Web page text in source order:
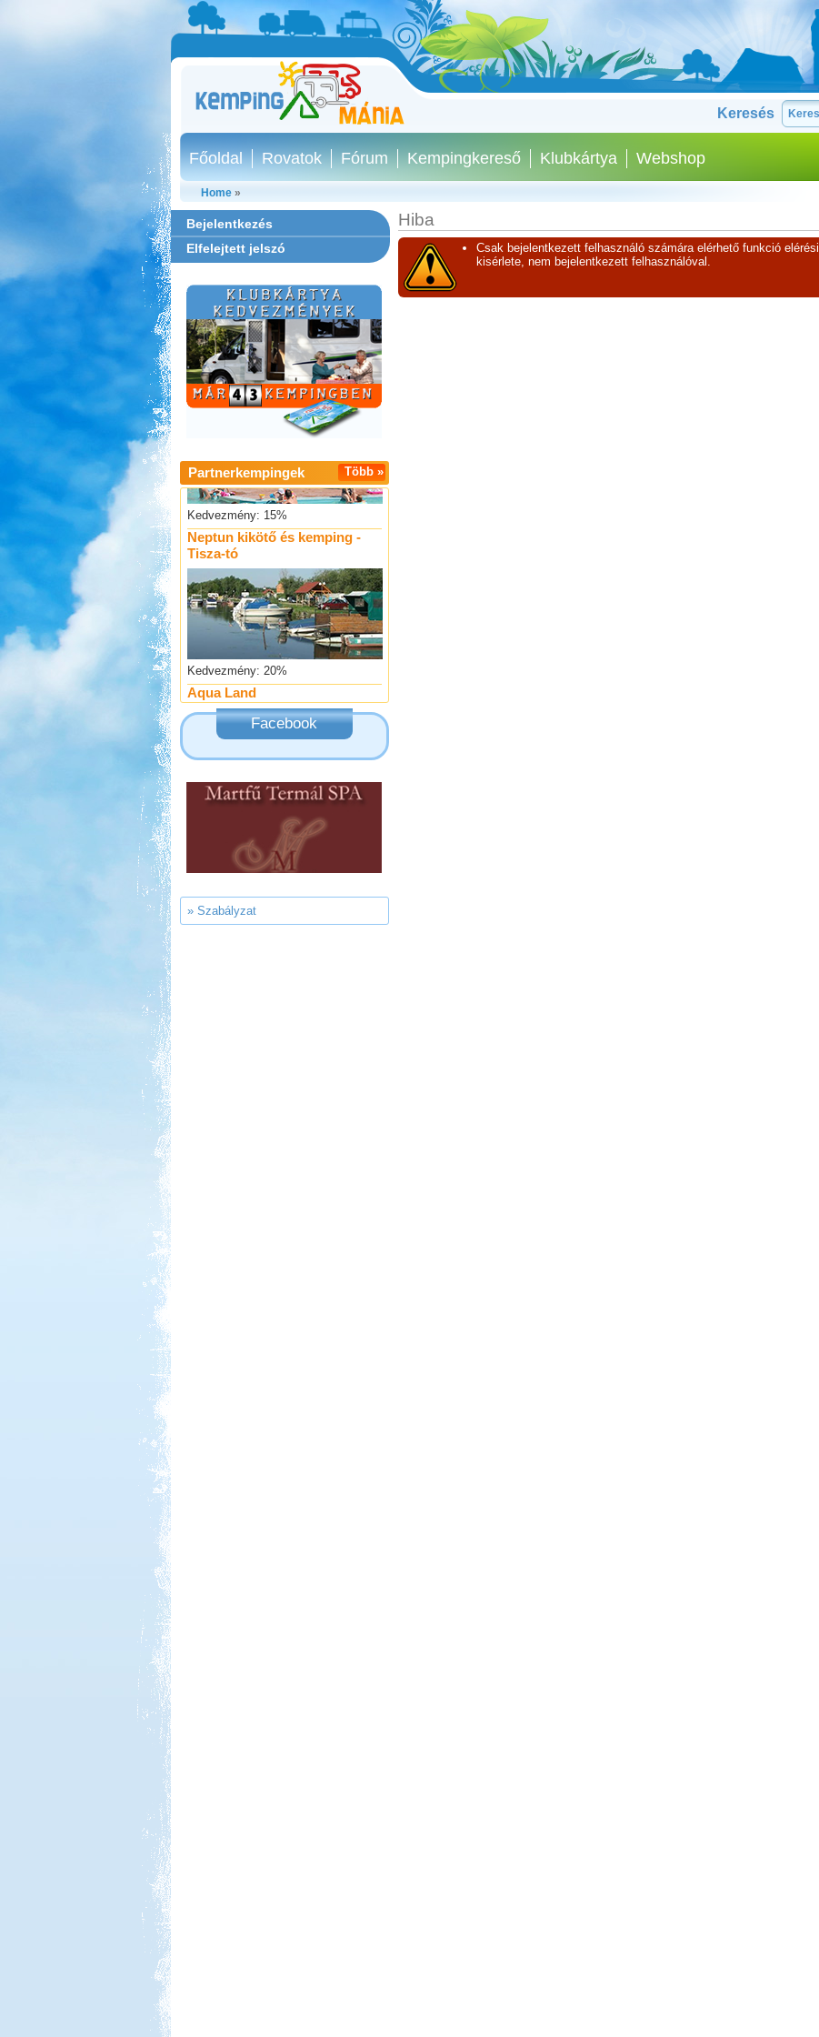
Keresés
Főoldal Rovatok Fórum Kempingkereső Klubkártya Webshop
Home»
Bejelentkezés
Elfelejtett jelszó
Több »
Partnerkempingek
Ipolykapu Kemping
Kedvezmény: 15%
Neptun kikötő és kemping -
Tisza-tó
Kedvezmény: 20%
Aqua Land
Kedvezmény: 10%
Kemping, Kiskőrös
Facebook
» Szabályzat
Hiba
Csak bejelentkezett felhasználó számára elérhető funkció elérési
kisérlete, nem bejelentkezett felhasználóval.